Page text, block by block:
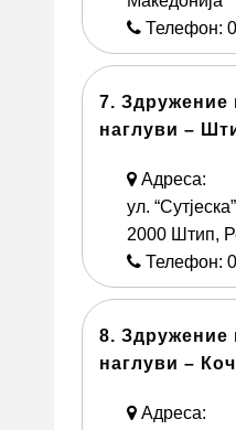
Телефон:
7. Здружение
наглуви –
Адреса:
ул.
2000 Штип,
Телефон:
8. Здружение
наглуви –
Адреса: